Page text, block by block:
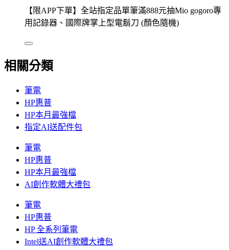
【限APP下單】全站指定品單筆滿888元抽Mio gogoro專
用記錄器、國際牌掌上型電鬍刀 (顏色隨機)
相關分類
筆電
HP惠普
HP本月最強檔
指定AI送配件包
筆電
HP惠普
HP本月最強檔
AI創作軟體大禮包
筆電
HP惠普
HP 全系列筆電
Intel送AI創作軟體大禮包